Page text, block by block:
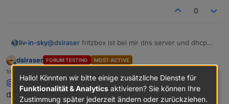
0
liv-in-sky@dslraser fritzbox ist bei mir dns server und dhcp
wenn überhaupt möglich
meine lan geräte sind ja nicht im controller verfügbar
Offline
dslraser FORUM TESTING MOST ACTIVE
schrieb am
zuletzt editiert von
@
liv-in-sky
die LAN Geräte habe ich an einem 16ner Unifi Switch.
Hallo! Könnten wir bitte einige zusätzliche Dienste für
Funktionalität & Analytics aktivieren? Sie können Ihre
Zustimmung später jederzeit ändern oder zurückziehen.